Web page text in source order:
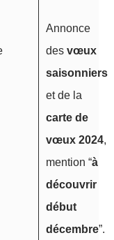
Annonce
des vœux
saisonniers
et de la
carte de
vœux 2024,
mention “à
découvrir
début
décembre”.